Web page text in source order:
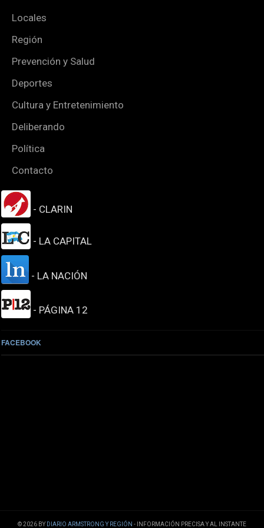
Locales
Región
Prevención y Salud
Deportes
Cultura y Entretenimiento
Deliberando
Política
Contacto
- CLARIN
- LA CAPITAL
- LA NACIÓN
- PÁGINA 12
FACEBOOK
© 2026 BY DIARIO ARMSTRONG Y REGIÓN - INFORMACIÓN PRECISA Y AL INSTANTE